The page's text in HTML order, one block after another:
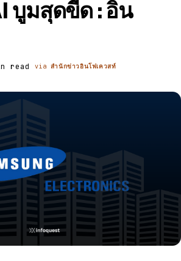
บูมสุดขีด : อิน
read viaสำนักข่าวอินโฟเควสท์